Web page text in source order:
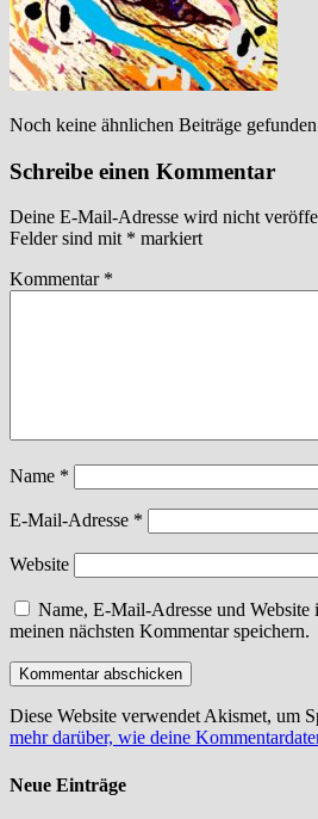
Noch keine ähnlichen Beiträge gefunden
Schreibe einen Kommentar
Deine E-Mail-Adresse wird nicht
Felder sind mit * markiert
Kommentar *
Name *
E-Mail-Adresse *
Website
Name, E-Mail-Adresse und Website
meinen nächsten Kommentar speichern.
Diese Website verwendet Akismet, um
mehr darüber, wie deine
Neue Einträge